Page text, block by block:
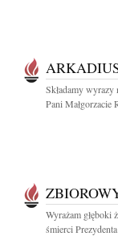
Składamy wyrazy
Pani Małgorzacie
Wyrażam głęboki
śmierci